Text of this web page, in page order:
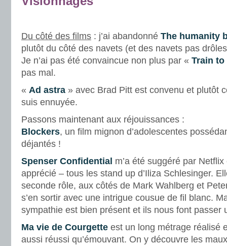
Du côté des films : j’ai abandonné The humanity
plutôt du côté des navets (et des navets pas
Je n’ai pas été convaincue non plus par « Train to
pas mal.
« Ad astra » avec Brad Pitt est convenu et plutôt
suis ennuyée.
Passons maintenant aux réjouissances :
Blockers, un film mignon d’adolescentes
déjantés !
Spenser Confidential m’a été suggéré par Netflix
apprécié – tous les stand up d’Iliza Schlesinger.
seconde rôle, aux côtés de Mark Wahlberg et
s’en sortir avec une intrigue cousue de fil blanc.
sympathie est bien présent et ils nous font passer
Ma vie de Courgette est un long métrage réalisé
aussi réussi qu’émouvant. On y découvre les